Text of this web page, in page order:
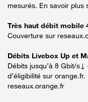
mesurés. En savoir plus
Très haut débit mobile
Couverture sur
Débits Livebox Up et
Débits jusqu’à 8 Gbit/
d’éligibilité sur
reseaux.orange.fr